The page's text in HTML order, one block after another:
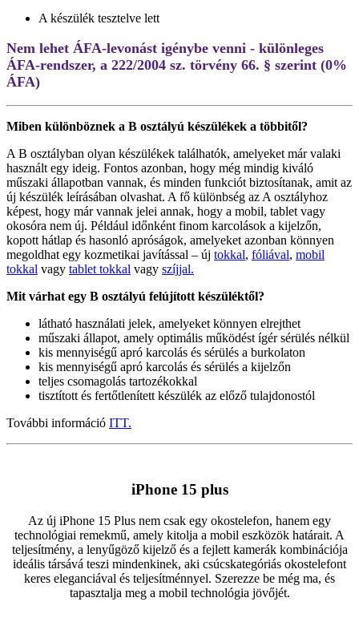
A készülék tesztelve lett
Nem lehet ÁFA-levonást igénybe venni - különleges
ÁFA-rendszer, a 222/2004 sz. törvény 66. § szerint (0%
ÁFA)
Miben különböznek a B osztályú készülékek a többitől?
A B osztályban olyan készülékek találhatók, amelyeket már valaki
használt egy ideig. Fontos azonban, hogy még mindig kiváló
műszaki állapotban vannak, és minden funkciót biztosítanak, amit az
új készülék leírásában olvashat. A fő különbség az A osztályhoz
képest, hogy már vannak jelei annak, hogy a mobil, tablet vagy
okosóra nem új. Például időnként finom karcolások a kijelzőn,
kopott hátlap és hasonló apróságok, amelyeket azonban könnyen
megoldhat egy kozmetikai javítással – új tokkal, fóliával, mobil
tokkal vagy tablet tokkal vagy szíjjal.
Mit várhat egy B osztályú felújított készüléktől?
látható használati jelek, amelyeket könnyen elrejthet
műszaki állapot, amely optimális működést ígér sérülés nélkül
kis mennyiségű apró karcolás és sérülés a burkolaton
kis mennyiségű apró karcolás és sérülés a kijelzőn
teljes csomagolás tartozékokkal
tisztított és fertőtlenített készülék az előző tulajdonostól
További információ ITT.
iPhone 15 plus
Az új iPhone 15 Plus nem csak egy okostelefon, hanem egy
technológiai remekmű, amely kitolja a mobil eszközök határait. A
teljesítmény, a lenyűgöző kijelző és a fejlett kamerák kombinációja
ideális társává teszi mindenkinek, aki csúcskategóriás okostelefont
keres eleganciával és teljesítménnyel. Szerezze be még ma, és
tapasztalja meg a mobil technológia jövőjét.